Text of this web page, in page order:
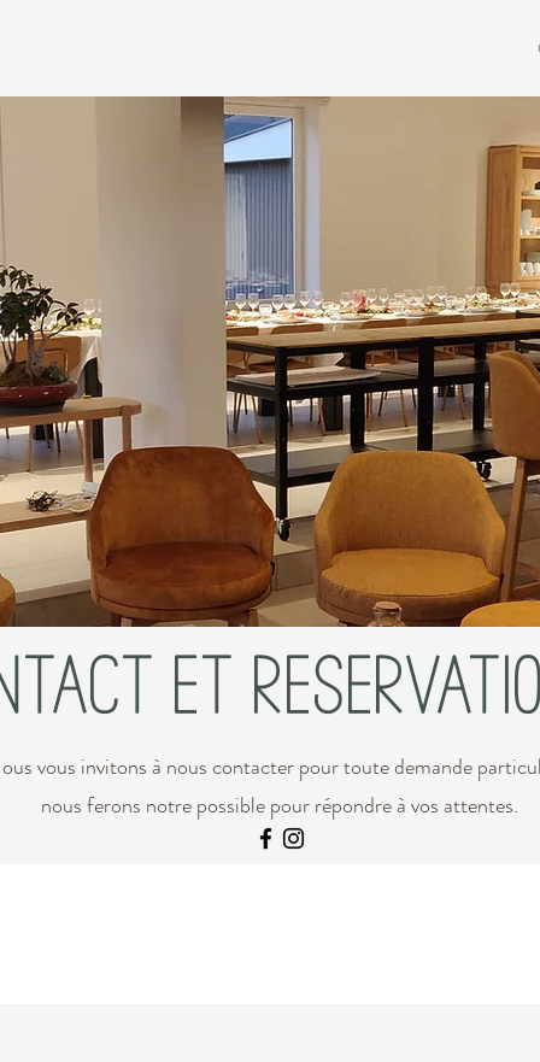
Et
vous invitons à nous contacter pour toute demande
nous ferons notre possible pour répondre à vos attentes.